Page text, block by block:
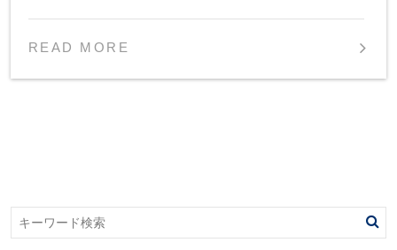
READ MORE